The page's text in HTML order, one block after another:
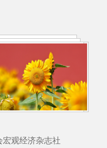
观经济杂志社